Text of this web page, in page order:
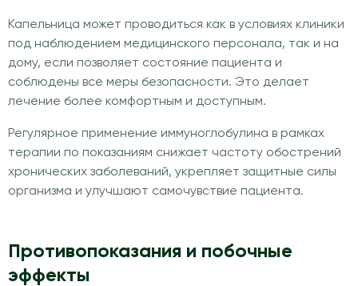
Капельница может проводиться как в условиях клиники
под наблюдением медицинского персонала, так и на
дому, если позволяет состояние пациента и
соблюдены все меры безопасности. Это делает
лечение более комфортным и доступным.
Регулярное применение иммуноглобулина в рамках
терапии по показаниям снижает частоту обострений
хронических заболеваний, укрепляет защитные силы
организма и улучшают самочувствие пациента.
Противопоказания и побочные
эффекты